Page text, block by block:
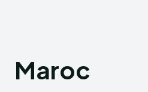
Maroc